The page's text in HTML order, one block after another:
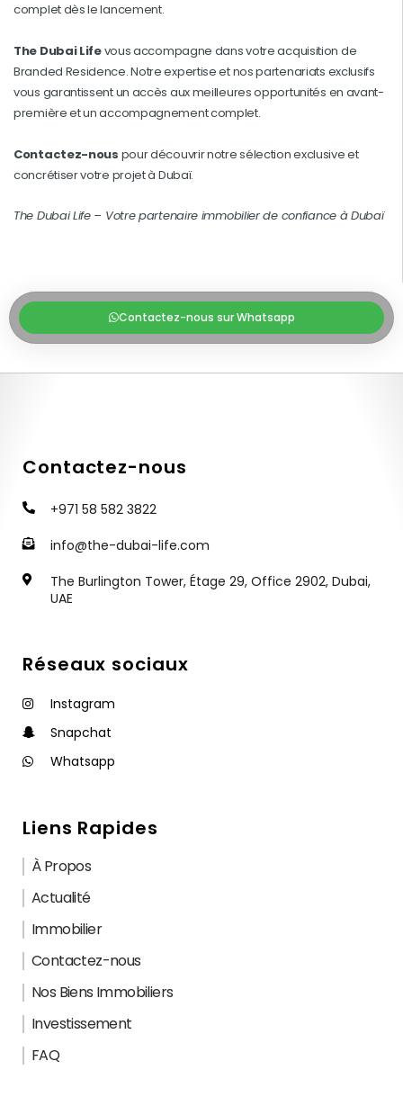
complet dès le lancement.
The Dubai Lifevous accompagne dans votre acquisition de
Branded Residence. Notre expertise et nos partenariats exclusifs
vous garantissent un accès aux meilleures opportunités en avant-
première et un accompagnement complet.
Contactez-nous pour découvrir notre sélection exclusive et
concrétiser votre projet à Dubaï.
The Dubai Life – Votre partenaire immobilier de confiance à Dubaï
Contactez-nous sur Whatsapp
Contactez-nous
+971 58 582 3822
info@the-dubai-life.com
The Burlington Tower, Étage 29, Office 2902, Dubai,
UAE
Réseaux sociaux
Instagram
Snapchat
Whatsapp
Liens Rapides
À Propos
Actualité
Immobilier
Contactez-nous
Nos Biens Immobiliers
Investissement
FAQ